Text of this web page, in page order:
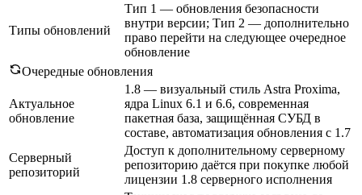
Типы обновлений
Тип 1 — обновления безопасности
внутри версии; Тип 2 — дополнительно
право перейти на следующее очередное
обновление
Очередные обновления
Актуальное
обновление
1.8 — визуальный стиль Astra Proxima,
ядра Linux 6.1 и 6.6, современная
пакетная база, защищённая СУБД в
составе, автоматизация обновления с 1.7
Серверный
репозиторий
Доступ к дополнительному серверному
репозиторию даётся при покупке любой
лицензии 1.8 серверного исполнения